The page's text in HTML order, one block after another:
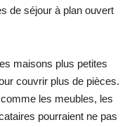
de séjour à plan ouvert
maisons plus petites
couvrir plus de pièces.
les meubles, les
pourraient ne pas